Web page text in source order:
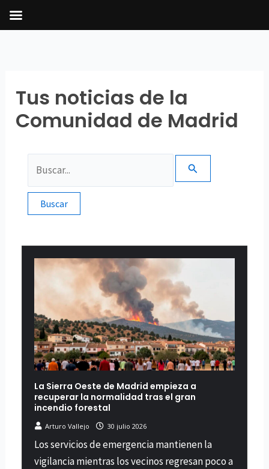
Tus noticias de la
Comunidad de Madrid
por:
La Sierra Oeste de Madrid empieza a
recuperar la normalidad tras el gran
incendio forestal
Arturo Vallejo 30 julio 2026
Los servicios de emergencia mantienen la
vigilancia mientras los vecinos regresan poco a